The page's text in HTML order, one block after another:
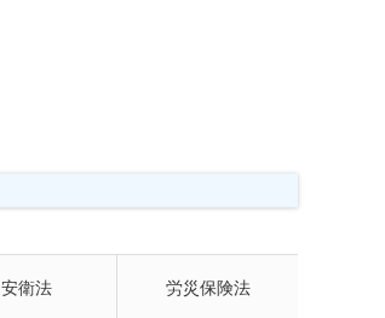
安衛法 労災保険法